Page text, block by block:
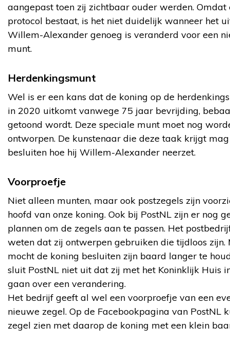
aangepast toen zij zichtbaar ouder werden. Omdat
protocol bestaat, is het niet duidelijk wanneer het
Willem-Alexander genoeg is veranderd voor een
munt.
Herdenkingsmunt
Wel is er een kans dat de koning op de
in 2020 uitkomt vanwege 75 jaar bevrijding,
getoond wordt. Deze speciale munt moet nog
ontworpen. De kunstenaar die deze taak krijgt
besluiten hoe hij Willem-Alexander neerzet.
Voorproefje
Niet alleen munten, maar ook postzegels zijn
hoofd van onze koning. Ook bij PostNL zijn er nog
plannen om de zegels aan te passen. Het
weten dat zij ontwerpen gebruiken die tijdloos zijn.
mocht de koning besluiten zijn baard langer te
sluit PostNL niet uit dat zij met het Koninklijk Huis
gaan over een verandering.
Het bedrijf geeft al wel een voorproefje van een
nieuwe zegel. Op de Facebookpagina van PostNL
zegel zien met daarop de koning met een klein